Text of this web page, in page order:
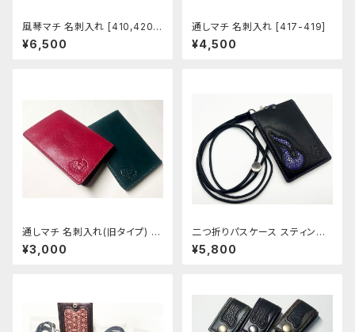
風琴マチ 名刺入れ [410,420-
421]
¥6,500
通しマチ 名刺入れ [417-419]
¥4,500
通しマチ 名刺入れ(旧タイプ) [4
15-416]
¥3,000
二つ折りパスケース スティング
レイ [448]
¥5,800